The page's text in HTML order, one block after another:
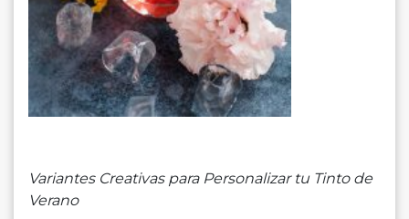
Variantes Creativas para Personalizar tu Tinto de
Verano